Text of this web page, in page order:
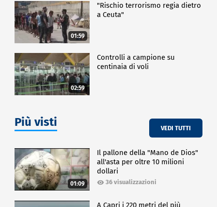
01:59
"Rischio terrorismo regia dietro
a Ceuta"
02:59
Controlli a campione su
centinaia di voli
Più visti VEDI TUTTI
01:09
Il pallone della "Mano de Dios"
all'asta per oltre 10 milioni
dollari
36 visualizzazioni
A Capri i 220 metri del più